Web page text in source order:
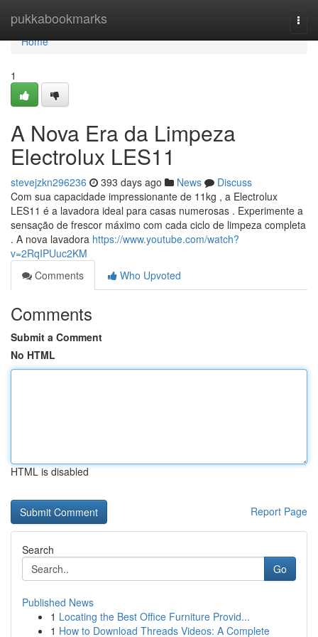
pukkabookmarks
Home
Home
1
A Nova Era da Limpeza
Electrolux LES11
stevejzkn296236 393 days ago News
Discuss
Com sua capacidade impressionante de 11kg , a Electrolux
LES11 é a lavadora ideal para casas numerosas . Experimente a
sensação de frescor máximo com cada ciclo de limpeza completa
. A nova lavadora https://www.youtube.com/watch?
v=2RqIPUuc2KM
Comments
Who Upvoted
Comments
Submit a Comment
No HTML
HTML is disabled
Report Page
Search
Go
Published News
1 Locating the Best Office Furniture Provid...
1 How to Download Threads Videos: A Complete